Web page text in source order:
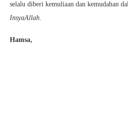
selalu diberi kemuliaan dan kemudahan
InsyaAllah.
Hamsa,